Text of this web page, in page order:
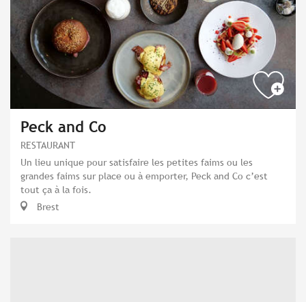
Peck and Co
RESTAURANT
Un lieu unique pour satisfaire les petites faims ou les
grandes faims sur place ou à emporter, Peck and Co c’est
tout ça à la fois.
Brest